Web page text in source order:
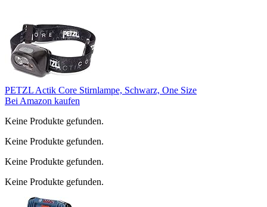
PETZL Actik Core Stirnlampe, Schwarz, One Size
Bei Amazon kaufen
Keine Produkte gefunden.
Keine Produkte gefunden.
Keine Produkte gefunden.
Keine Produkte gefunden.